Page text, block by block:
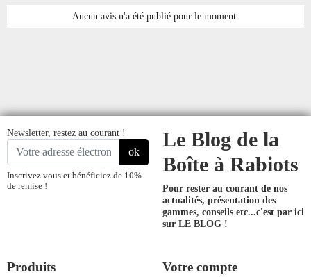
Aucun avis n'a été publié pour le moment.
Newsletter, restez au courant !
ok
Inscrivez vous et bénéficiez de 10%
de remise !
Le Blog de la
Boîte à Rabiots
Pour rester au courant de nos
actualités, présentation des
gammes, conseils etc...c'est par ici
sur LE BLOG !
Produits Votre compte